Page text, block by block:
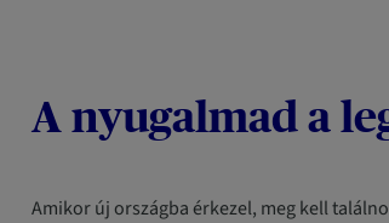
A nyugalmad a
Amikor új országba érkezel, meg kell